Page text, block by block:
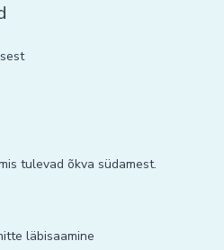
tulevad õkva südamest.
läbisaamine